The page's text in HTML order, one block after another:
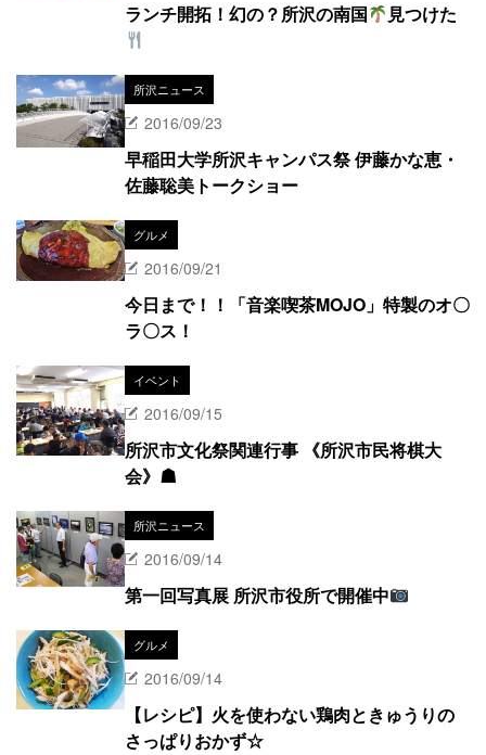
ランチ開拓！幻の？所沢の南国 見つけた
所沢ニュース
2016/09/23
早稲田大学所沢キャンパス祭 伊藤かな恵・
佐藤聡美トークショー
グルメ
2016/09/21
今日まで！！「音楽喫茶MOJO」特製のオ〇
ラ〇ス！
イベント
2016/09/15
所沢市文化祭関連行事 《所沢市民将棋大
会》☗
所沢ニュース
2016/09/14
第一回写真展 所沢市役所で開催中
グルメ
2016/09/14
【レシピ】火を使わない鶏肉ときゅうりの
さっぱりおかず☆